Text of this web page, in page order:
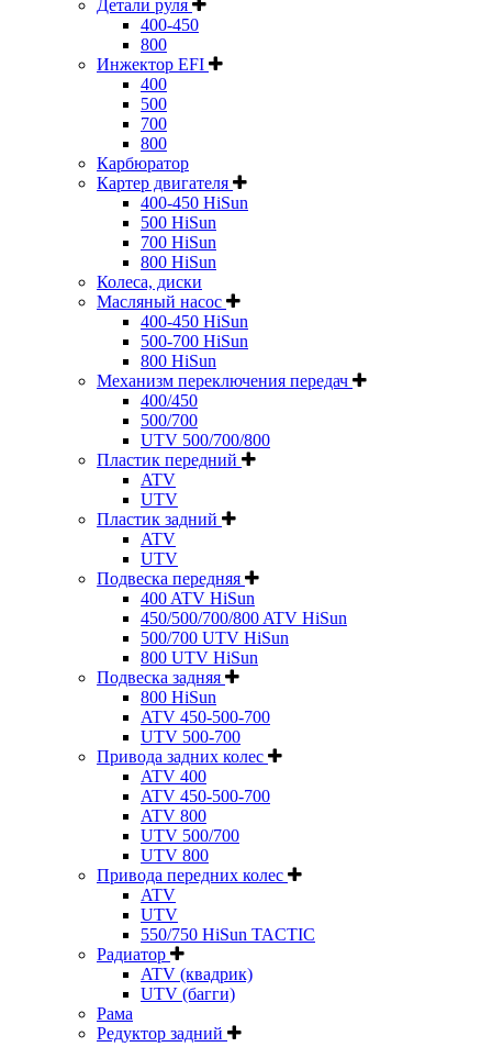
Детали руля
400-450
800
Инжектор EFI
400
500
700
800
Карбюратор
Картер двигателя
400-450 HiSun
500 HiSun
700 HiSun
800 HiSun
Колeса, диски
Масляный насос
400-450 HiSun
500-700 HiSun
800 HiSun
Механизм переключения передач
400/450
500/700
UTV 500/700/800
Пластик передний
ATV
UTV
Пластик задний
ATV
UTV
Подвеска передняя
400 ATV HiSun
450/500/700/800 ATV HiSun
500/700 UTV HiSun
800 UTV HiSun
Подвеска задняя
800 HiSun
ATV 450-500-700
UTV 500-700
Привода задних колес
ATV 400
ATV 450-500-700
ATV 800
UTV 500/700
UTV 800
Привода передних колес
ATV
UTV
550/750 HiSun TACTIC
Радиатор
ATV (квадрик)
UTV (багги)
Рама
Редуктор задний